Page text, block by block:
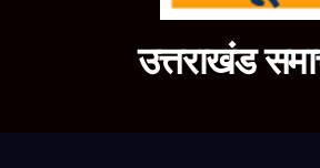
उत्तराखंड